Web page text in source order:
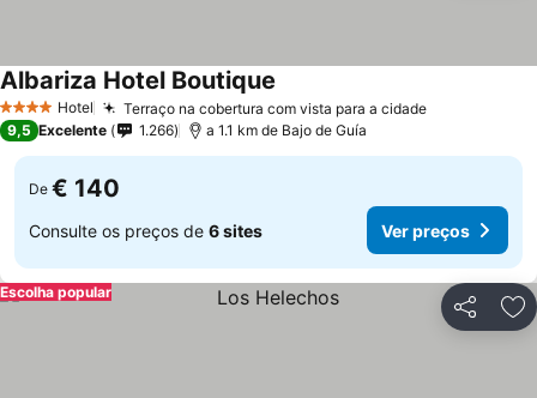
4 EstrelasHotel Terraço na cobertura com vista para a cidade
Albariza Hotel Boutique
9,5 Excelente 1.266 a 1.1 km de Bajo de Guía
De € 140
Consulte os preços de 6 sites Ver preços
Partilhar
Escolha popular